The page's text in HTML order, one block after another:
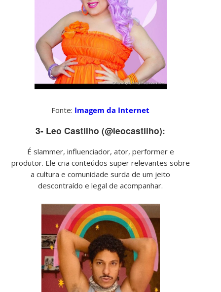
Fonte: Imagem da Internet
3- Leo Castilho (@leocastilho):
É slammer, influenciador, ator, performer e
produtor. Ele cria conteúdos super relevantes sobre
a cultura e comunidade surda de um jeito
descontraído e legal de acompanhar.